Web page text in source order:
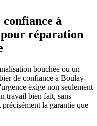
à
réparation
bouchée ou un
de confiance à Boulay-
exige non seulement
travail bien fait, sans
la garantie que